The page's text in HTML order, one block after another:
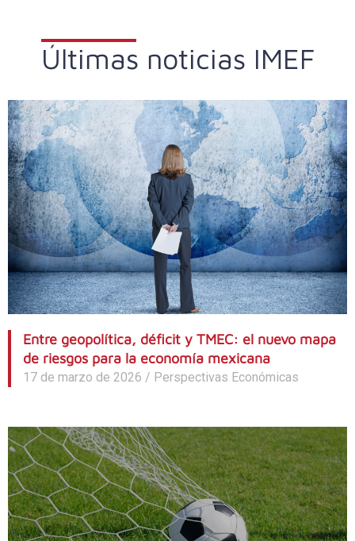
Últimas noticias IMEF
Entre geopolítica, déficit y TMEC: el nuevo mapa
de riesgos para la economía mexicana
17 de marzo de 2026 / Perspectivas Económicas